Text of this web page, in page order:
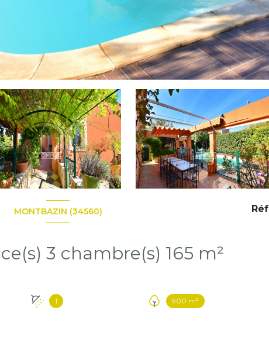
MONTBAZIN (34560)
Maison 4 pièce(s) 3 chambre(s) 165 m²
1 900 m²
Réf